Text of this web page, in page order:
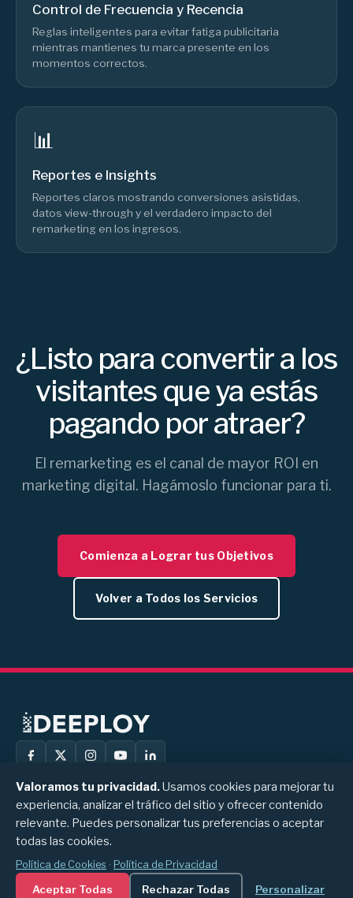
Control de Frecuencia y Recencia
Reglas inteligentes para evitar fatiga publicitaria
mientras mantienes tu marca presente en los
momentos correctos.
📊
Reportes e Insights
Reportes claros mostrando conversiones asistidas,
datos view-through y el verdadero impacto del
remarketing en los ingresos.
¿Listo para convertir a los
visitantes que ya estás
pagando por atraer?
El remarketing es el canal de mayor ROI en
marketing digital. Hagámoslo funcionar para ti.
Comienza a Lograr tus Objetivos
Volver a Todos los Servicios
Deeploy
Calle 94A # 11A-50, Bogotá, Colombia
+1 (289) 337 1217
© 2026 Deeploy. Todos los derechos reservados.
Valoramos tu privacidad.Usamos cookies para mejorar tu
experiencia, analizar el tráfico del sitio y ofrecer contenido
relevante. Puedes personalizar tus preferencias o aceptar
todas las cookies.
Política de Cookies · Política de Privacidad
Aceptar Todas Rechazar Todas Personalizar